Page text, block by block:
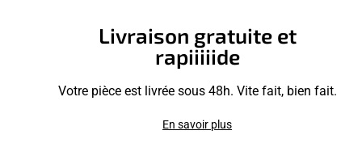
Livraison gratuite et
rapiiiiide
Votre pièce est livrée sous 48h. Vite fait, bien fait.
En savoir plus